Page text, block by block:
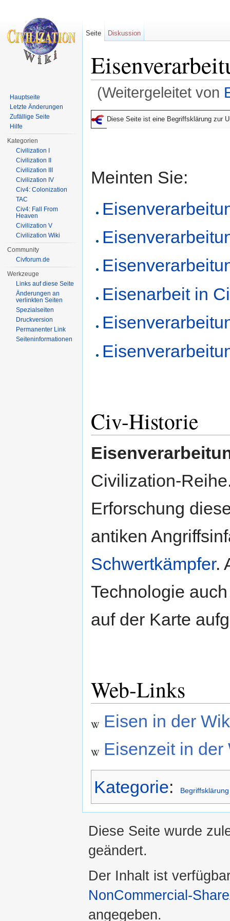
(Weitergeleitet von
Diese Seite ist eine Begriffsklärung zur
Meinten Sie:
Eisenarbeit in
Civ-Historie
Civilization-
Erforschung
antiken
Schwertkämpfer.
Technologie
auf der Karte
Web-Links
Eisen in der
Eisenzeit in der
Kategorie: Begriffsklärung
Seite Diskussion
Hauptseite
Letzte Änderungen
Zufällige Seite
Hilfe
Kategorien
Civilization I
Civilization II
Civilization III
Civilization IV
Civ4: Colonization
TAC
Civ4: Fall From
Heaven
Civilization V
Civilization Wiki
Community
Civforum.de
Werkzeuge
Links auf diese Seite
Änderungen an
verlinkten Seiten
Spezialseiten
Druckversion
Permanenter Link
Seiten­informationen
Diese Seite wurde
geändert.
Der Inhalt ist
NonCommercial-
angegeben.